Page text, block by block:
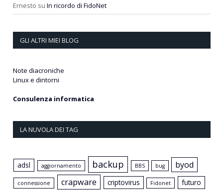
Ernesto su In ricordo di FidoNet
GLI ALTRI MIEI BLOG
Note diacroniche
Linux e dintorni
Consulenza informatica
LA NUVOLA DEI TAG
adsl aggiornamento backup BBS bug byod
connessione crapware criptovirus Fidonet futuro